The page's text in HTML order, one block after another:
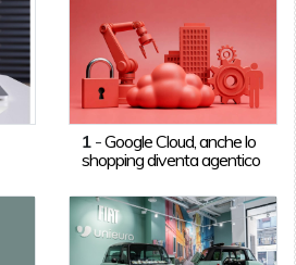
1 -Google Cloud, anche lo
shopping diventa agentico